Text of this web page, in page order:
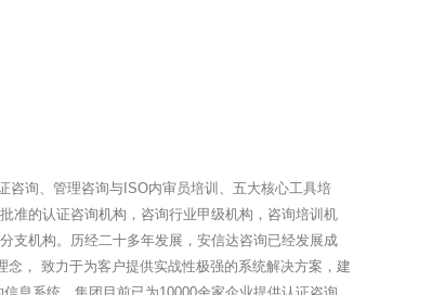
咨询、管理咨询与ISO内审员培训、五大核心工具培
准的认证咨询机构，咨询行业甲级机构，咨询培训机
支机构。历经二十多年发展，安信达咨询已经发展成
念， 致力于为客户提供实战性极强的系统解决方案，建